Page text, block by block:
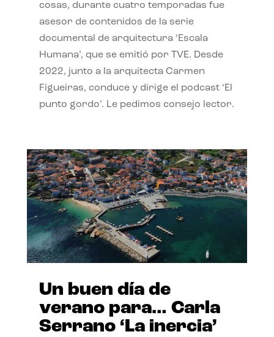
cosas, durante cuatro temporadas fue
asesor de contenidos de la serie
documental de arquitectura ‘Escala
Humana’, que se emitió por TVE. Desde
2022, junto a la arquitecta Carmen
Figueiras, conduce y dirige el podcast ‘El
punto gordo’. Le pedimos consejo lector.
Un buen día de
verano para… Carla
Serrano ‘La inercia’